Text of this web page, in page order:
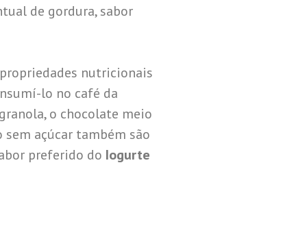
de gordura, sabor
nutricionais
lo no café da
o chocolate meio
açúcar também são
preferido do Iogurte